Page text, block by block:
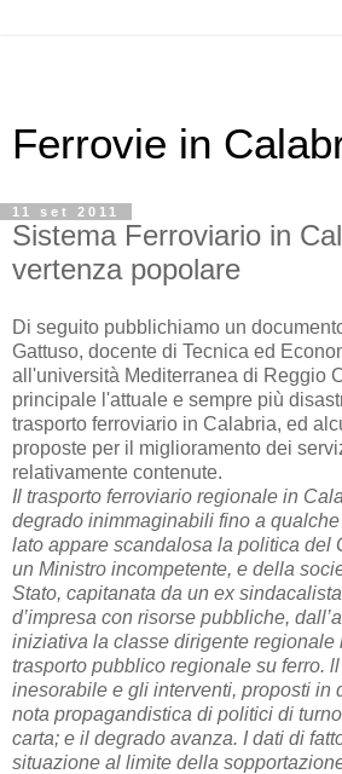
Ferrovie in
11 set 2011
Sistema Ferroviario in
vertenza popolare
Di seguito pubblichiamo un
Gattuso, docente di Tecnica ed
all'università Mediterranea di Reggio
principale l'attuale e sempre più
trasporto ferroviario in Calabria, ed
proposte per il miglioramento dei
relativamente contenute.
Il trasporto ferroviario regionale in
degrado inimmaginabili fino a
lato appare scandalosa la politica del
un Ministro incompetente, e della
Stato, capitanata da un ex
d’impresa con risorse pubbliche,
iniziativa la classe dirigente regionale
trasporto pubblico regionale su ferro.
inesorabile e gli interventi, proposti in
nota propagandistica di politici di
carta; e il degrado avanza. I dati di
situazione al limite della